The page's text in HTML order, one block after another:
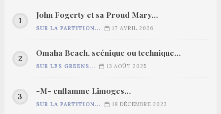
John Fogerty et sa Proud Mary…
SUR LA PARTITION... 17 AVRIL 2026
Omaha Beach, scénique ou technique…
SUR LES GREENS... 13 AOÛT 2025
-M- enflamme Limoges…
SUR LA PARTITION... 18 DÉCEMBRE 2023